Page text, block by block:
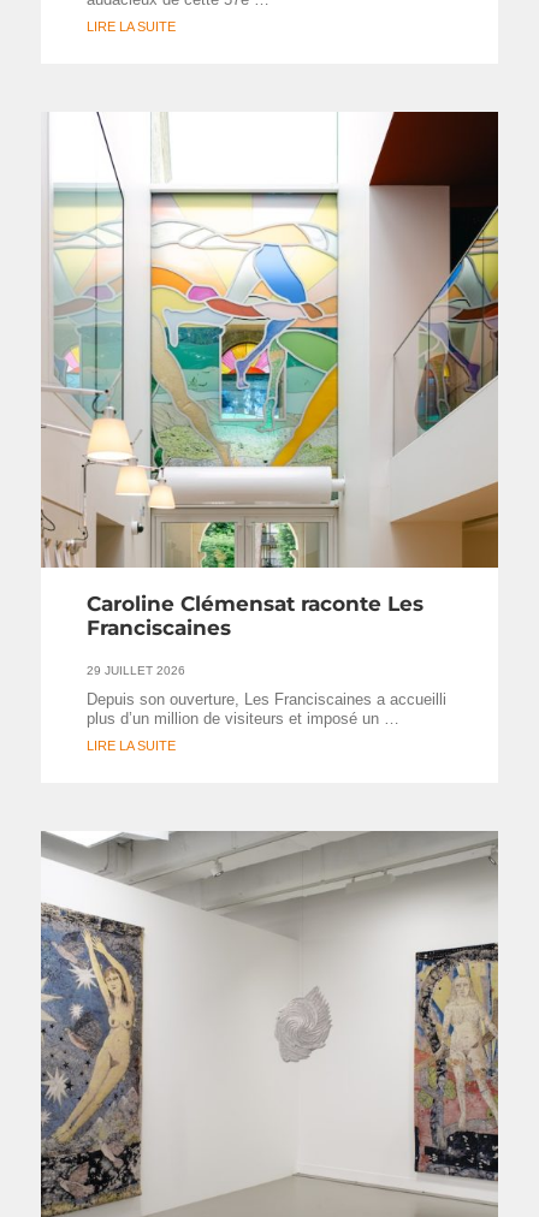
LIRE LA SUITE
Caroline Clémensat raconte Les
Franciscaines
29 JUILLET 2026
Depuis son ouverture, Les Franciscaines a accueilli
plus d’un million de visiteurs et imposé un …
LIRE LA SUITE